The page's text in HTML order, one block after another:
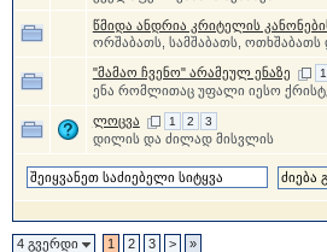
წმიდა ანდრია კრიტელის
ორშაბათს, სამშაბათს, ოთხშაბათს
"მამაო ჩვენო" არამეულ ენაზე 1
ენა რომლითაც უფალი იესო
ლოცვა 1 2 3
დილის და ძილად მისვლის
4 გვერდი 1 2 3 > »